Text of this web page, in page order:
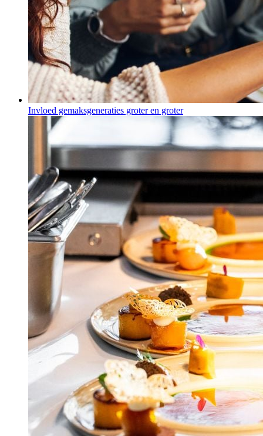
Invloed gemaksgeneraties groter en groter